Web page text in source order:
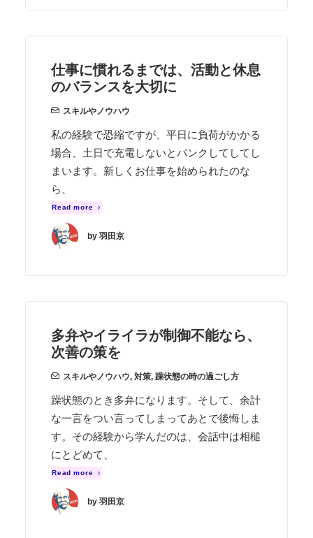
仕事に慣れるまでは、活動と休息
のバランスを大切に
スキルやノウハウ
私の経験で恐縮ですが、平日に負荷がかかる
場合、土日で充電しないとパンクしてしてし
まいます。新しくお仕事を始められたのな
ら、
Read more
by 羽田京
多弁やイライラが制御不能なら、
次善の策を
スキルやノウハウ, 対策, 躁状態の時の過ごし方
躁状態のとき多弁になります。そして、余計
な一言をつい言ってしまってあとで後悔しま
す。その経験から学んだのは、会話中は相槌
にとどめて、
Read more
by 羽田京